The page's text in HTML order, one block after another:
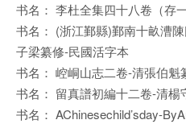
书名： 李杜全集四十八卷（存
书名： (浙江鄞縣)鄞南十畝漕
子梁纂修-民國活字本
书名： 崆峒山志二卷-清張伯魁
书名： 留真譜初編十二卷-清楊
书名： AChinesechild’sday-